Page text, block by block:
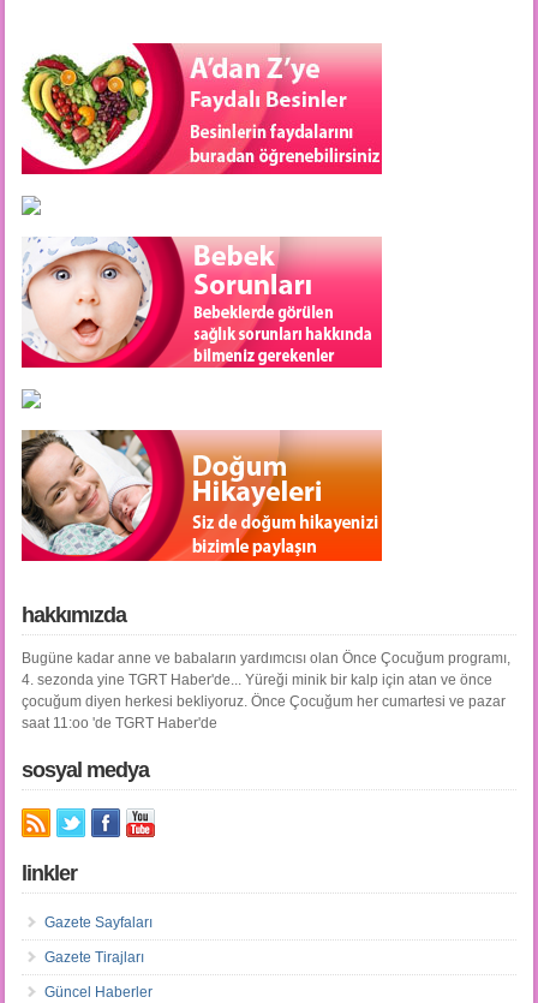
hakkımızda
Bugüne kadar anne ve babaların yardımcısı olan Önce Çocuğum programı,
4. sezonda yine TGRT Haber'de... Yüreği minik bir kalp için atan ve önce
çocuğum diyen herkesi bekliyoruz. Önce Çocuğum her cumartesi ve pazar
saat 11:oo 'de TGRT Haber'de
sosyal medya
linkler
Gazete Sayfaları
Gazete Tirajları
Güncel Haberler